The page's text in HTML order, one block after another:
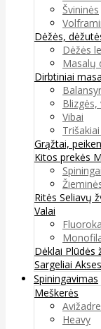
Švininės
Dėžės,
Dėžės
Masalų
Dirbtiniai
Blizgės,
Vibai
Grąžtai,
Kitos prekės
Spiningai
Ritės Seliavų
Valai
Dėklai Plūdės
Sargeliai
Spiningavimas
Meškerės
Heavy